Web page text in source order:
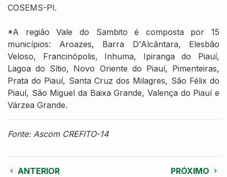
COSEMS-PI.
*A região Vale do Sambito é composta por 15
municípios: Aroazes, Barra D'Alcântara, Elesbão
Veloso, Francinópolis, Inhuma, Ipiranga do Piauí,
Lagoa do Sítio, Novo Oriente do Piauí, Pimenteiras,
Prata do Piauí, Santa Cruz dos Milagres, São Félix do
Piauí, São Miguel da Baixa Grande, Valença do Piauí e
Várzea Grande.
Fonte: Ascom CREFITO-14
ANTERIOR PRÓXIMO